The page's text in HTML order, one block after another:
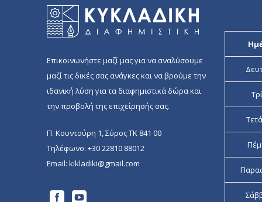
Επικοινωνήστε μαζί μας για να αναλύσουμε
μαζί τις δικές σας ανάγκες και να βρούμε την
ιδανική λύση για τα διαφημιστικά δώρα και
την προβολή της επιχείρησής σας.
Π. Κουντούρη 1, Σύρος ΤΚ 841 00
Τηλέφωνο: +30 22810 88012
Email: kikladiki@gmail.com